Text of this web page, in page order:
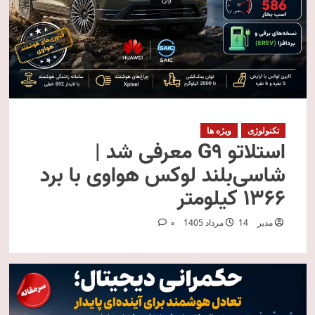
تکنولوژی ویژه ها
استلاتو G9 معرفی شد |
شاسی‌بلند لوکس هواوی با برد
۱۳۶۶ کیلومتر
مدیر 14 مرداد 1405 0